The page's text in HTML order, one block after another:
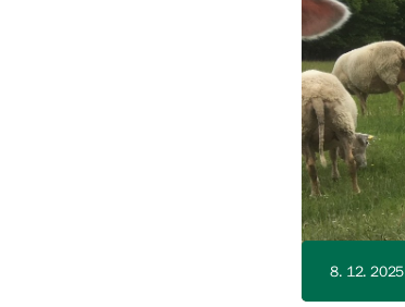
8. 12. 2025